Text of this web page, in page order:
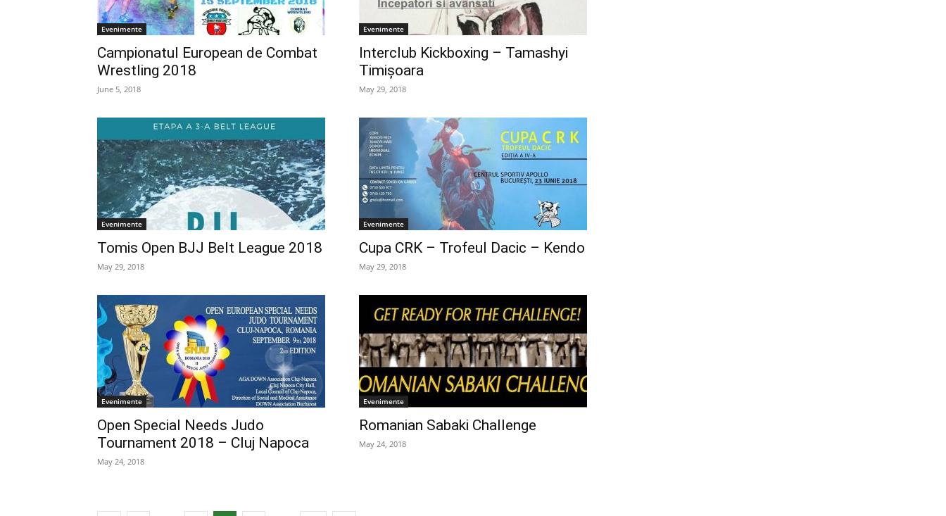
Evenimente
Campionatul European de Combat
Wrestling 2018
June 5, 2018
Evenimente
Interclub Kickboxing – Tamashyi
Timișoara
May 29, 2018
Evenimente
Tomis Open BJJ Belt League 2018
May 29, 2018
Evenimente
Cupa CRK – Trofeul Dacic – Kendo
May 29, 2018
Evenimente
Open Special Needs Judo
Tournament 2018 – Cluj Napoca
May 24, 2018
Evenimente
Romanian Sabaki Challenge
May 24, 2018